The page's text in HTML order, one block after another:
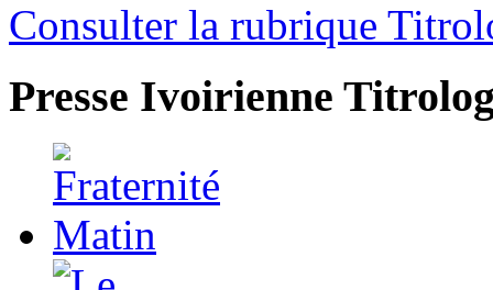
Consulter la rubrique
Presse Ivoirienne